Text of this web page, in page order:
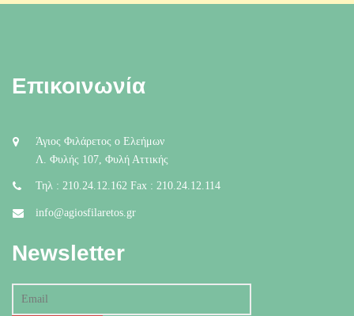
Επικοινωνία
Άγιος Φιλάρετος ο Ελεήμων
Λ. Φυλής 107, Φυλή Αττικής
Τηλ : 210.24.12.162 Fax : 210.24.12.114
info@agiosfilaretos.gr
Newsletter